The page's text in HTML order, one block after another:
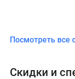
Посмотреть все
Скидки и